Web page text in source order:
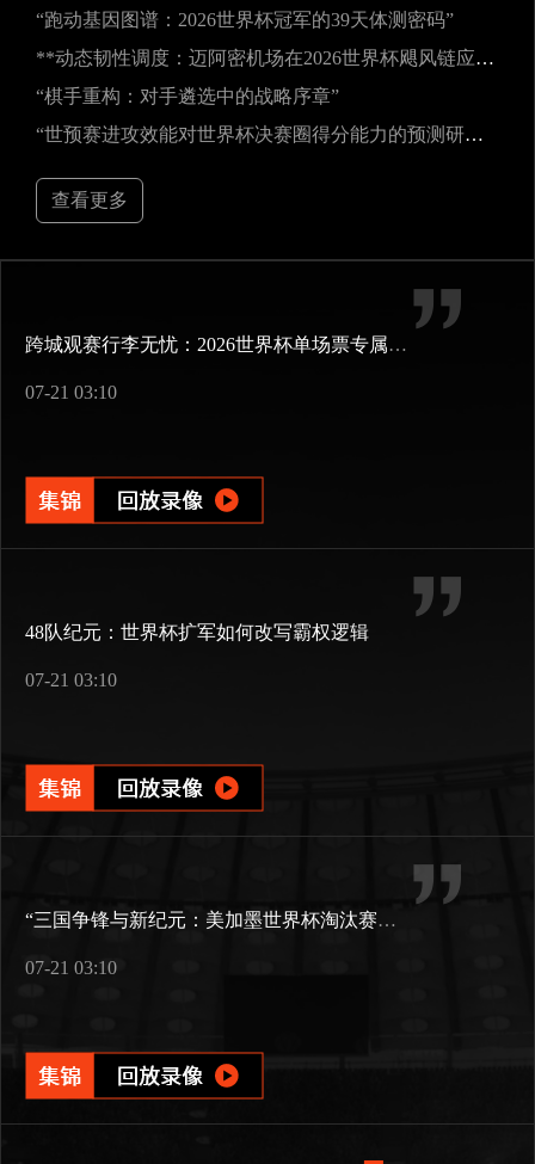
“跑动基因图谱：2026世界杯冠军的39天体测密码”
**动态韧性调度：迈阿密机场在2026世界杯飓风链应急中的中枢重构**
“棋手重构：对手遴选中的战略序章”
“世预赛进攻效能对世界杯决赛圈得分能力的预测研究——以2026年美加墨世界杯为例”
查看更多
跨城观赛行李无忧：2026世界杯单场票专属行李“门到门”跨城速达方案
07-21 03:10
48队纪元：世界杯扩军如何改写霸权逻辑
07-21 03:10
“三国争锋与新纪元：美加墨世界杯淘汰赛版图重构”
07-21 03:10